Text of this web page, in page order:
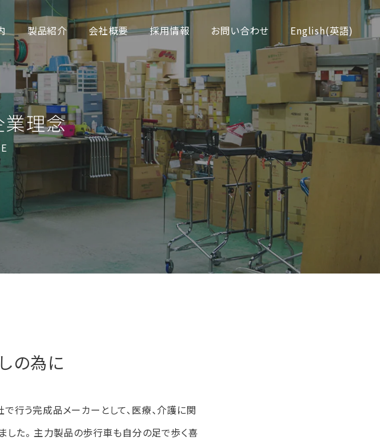
製品紹介 会社概要 採用情報 お問い合わせ English(英語)
業理念
の為に
行う完成品メーカーとして、医療、介護に関
した。 主力製品の歩行車も自分の足で歩く喜